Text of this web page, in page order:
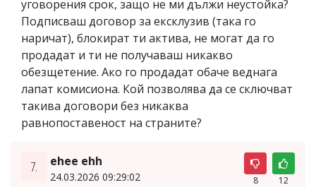
уговорения срок, защо не ми дължи неустойка?
Подписваш договор за ексклузив (така го
наричат), блокират ти актива, не могат да го
продадат и ти не получаваш никакво
обезщетение. Ако го продадат обаче веднага
лапат комисиона. Кой позволява да се сключват
такива договори без никаква
равнопоставеност на страните?
7. ehee ehh
24.03.2026 09:29:02 8 12